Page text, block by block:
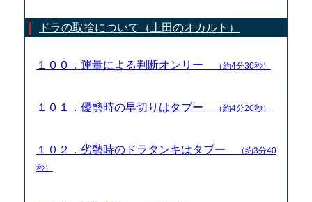
ドラの取捨について（土田のオカルト）
１００．運量による判断オンリー （約4分30秒）
１０１．優勢時の早切りはタブー （約4分20秒）
１０２．劣勢時のドラタンキはタブー
（約3分40
秒）